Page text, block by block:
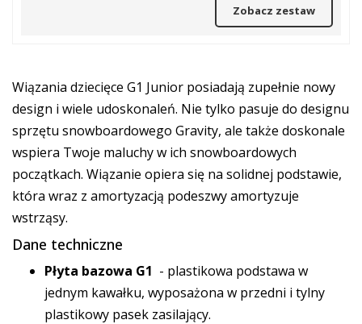
Zobacz zestaw
Wiązania dziecięce G1 Junior posiadają zupełnie nowy
design i wiele udoskonaleń. Nie tylko pasuje do designu
sprzętu snowboardowego Gravity, ale także doskonale
wspiera Twoje maluchy w ich snowboardowych
początkach. Wiązanie opiera się na solidnej podstawie,
która wraz z amortyzacją podeszwy amortyzuje
wstrząsy.
Dane techniczne
Płyta bazowa G1 - plastikowa podstawa w
jednym kawałku, wyposażona w przedni i tylny
plastikowy pasek zasilający.